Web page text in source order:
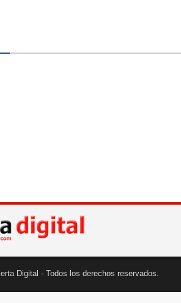
Digital - Todos los derechos reservados.